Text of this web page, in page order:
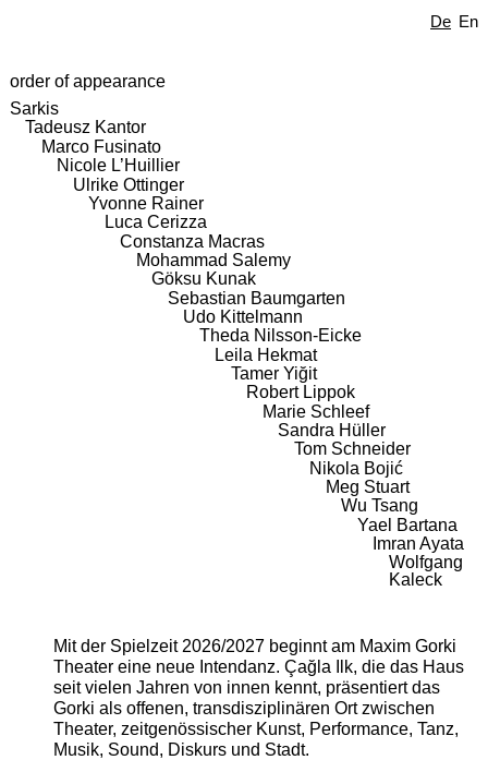
De En
order of appearance
Sarkis
Tadeusz Kantor
Marco Fusinato
Nicole L’Huillier
Ulrike Ottinger
Yvonne Rainer
Luca Cerizza
Constanza Macras
Mohammad Salemy
Göksu Kunak
Sebastian Baumgarten
Udo Kittelmann
Theda Nilsson-Eicke
Leila Hekmat
Tamer Yiğit
Robert Lippok
Marie Schleef
Sandra Hüller
Tom Schneider
Nikola Bojić
Meg Stuart
Wu Tsang
Yael Bartana
Imran Ayata
Wolfgang
Kaleck
Mit der Spielzeit 2026/2027 beginnt am Maxim Gorki
Theater eine neue Intendanz. Çağla Ilk, die das Haus
seit vielen Jahren von innen kennt, präsentiert das
Gorki als offenen, transdisziplinären Ort zwischen
Theater, zeitgenössischer Kunst, Performance, Tanz,
Musik, Sound, Diskurs und Stadt.